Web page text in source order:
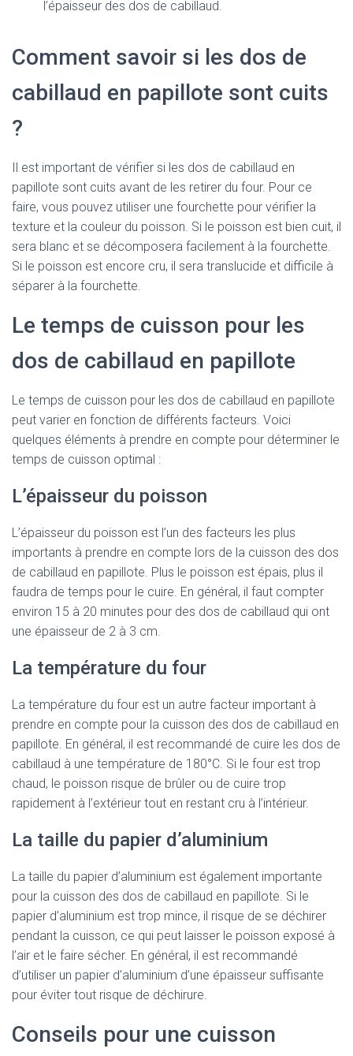
l’épaisseur des dos de cabillaud.
Comment savoir si les dos de
cabillaud en papillote sont cuits
?
Il est important de vérifier si les dos de cabillaud en
papillote sont cuits avant de les retirer du four. Pour ce
faire, vous pouvez utiliser une fourchette pour vérifier la
texture et la couleur du poisson. Si le poisson est bien cuit, il
sera blanc et se décomposera facilement à la fourchette.
Si le poisson est encore cru, il sera translucide et difficile à
séparer à la fourchette.
Le temps de cuisson pour les
dos de cabillaud en papillote
Le temps de cuisson pour les dos de cabillaud en papillote
peut varier en fonction de différents facteurs. Voici
quelques éléments à prendre en compte pour déterminer le
temps de cuisson optimal :
L’épaisseur du poisson
L’épaisseur du poisson est l’un des facteurs les plus
importants à prendre en compte lors de la cuisson des dos
de cabillaud en papillote. Plus le poisson est épais, plus il
faudra de temps pour le cuire. En général, il faut compter
environ 15 à 20 minutes pour des dos de cabillaud qui ont
une épaisseur de 2 à 3 cm.
La température du four
La température du four est un autre facteur important à
prendre en compte pour la cuisson des dos de cabillaud en
papillote. En général, il est recommandé de cuire les dos de
cabillaud à une température de 180°C. Si le four est trop
chaud, le poisson risque de brûler ou de cuire trop
rapidement à l’extérieur tout en restant cru à l’intérieur.
La taille du papier d’aluminium
La taille du papier d’aluminium est également importante
pour la cuisson des dos de cabillaud en papillote. Si le
papier d’aluminium est trop mince, il risque de se déchirer
pendant la cuisson, ce qui peut laisser le poisson exposé à
l’air et le faire sécher. En général, il est recommandé
d’utiliser un papier d’aluminium d’une épaisseur suffisante
pour éviter tout risque de déchirure.
Conseils pour une cuisson